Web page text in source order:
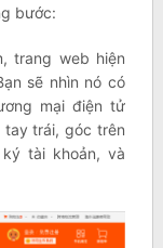
bước:
trang web hiện
sẽ nhìn nó có
mại điện tử
tay trái, góc trên
tài khoản, và